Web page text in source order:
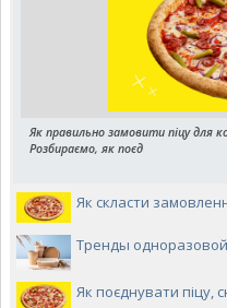
Як правильно замовити піцу для
Розбираємо, як поєд
Як скласти
Тренды
Як поєднувати піцу,